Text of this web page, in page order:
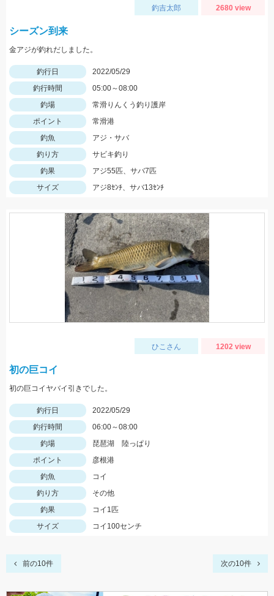
釣吉太郎 2680 view
シーズン到来
金アジが釣れだしました。
釣行日
2022/05/29
釣行時間
05:00～08:00
釣場
常滑りんくう釣り護岸
ポイント
常滑港
釣魚
アジ・サバ
釣り方
サビキ釣り
釣果
アジ55匹、サバ7匹
サイズ
アジ8ｾﾝﾁ、サバ13ｾﾝﾁ
ひこさん 1202 view
初の巨コイ
初の巨コイヤバイ引きでした。
釣行日
2022/05/29
釣行時間
06:00～08:00
釣場
琵琶湖 陸っぱり
ポイント
彦根港
釣魚
コイ
釣り方
その他
釣果
コイ1匹
サイズ
コイ100センチ
前の10件 次の10件